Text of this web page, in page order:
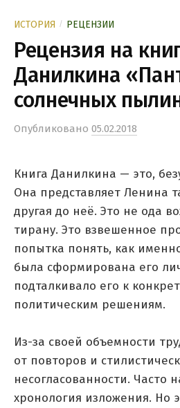
ИСТОРИЯ / РЕЦЕНЗИИ
Рецензия на
Данилкина
солнечных
Опубликовано 05.02.2018
Книга Данилкина — это,
Она представляет Ленина
другая до неё. Это не ода
тирану. Это взвешенное
попытка понять, как
была сформирована его
подталкивало его к
политическим решениям.
Из-за своей объемности
от повторов и
несогласованности. Часто
хронология изложения. Но